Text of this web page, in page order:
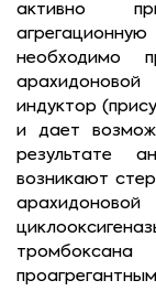
активно
необходимо
индуктор
и дает
результате
возникают